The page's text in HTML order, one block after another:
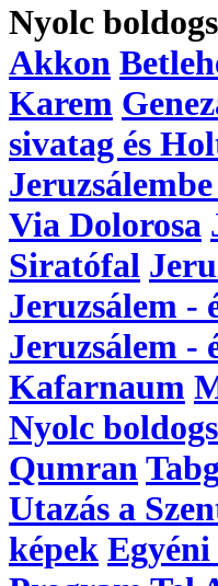
Nyolc
Akkon
Karem
sivatag és
Via Dolorosa
Siratófal
Jeruzsálem -
Jeruzsálem -
Kafarnaum
Nyolc
Qumran
Utazás a
képek Egyéni